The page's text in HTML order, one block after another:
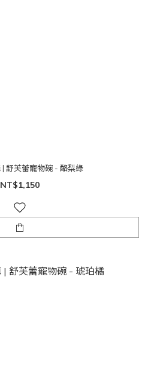
| 張全心 團購 | 舒芙蕾寵物碗 - 酪梨綠
NT$1,150